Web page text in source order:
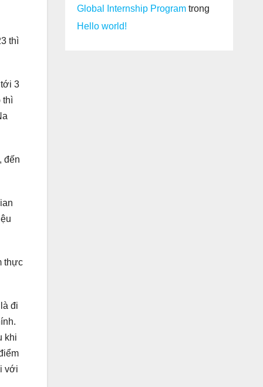
thì
3
thì
đến
thực
đi
khi
với
Global Internship Programtrong
Hello world!